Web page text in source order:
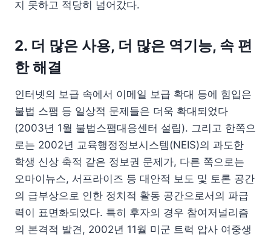
지 못하고 적당히 넘어갔다.
2. 더 많은 사용, 더 많은 역기능, 속 편
한 해결
인터넷의 보급 속에서 이메일 보급 확대 등에 힘입은
불법 스팸 등 일상적 문제들은 더욱 확대되었다
(2003년 1월 불법스팸대응센터 설립). 그리고 한쪽으
로는 2002년 교육행정정보시스템(NEIS)의 과도한
학생 신상 축적 같은 정보권 문제가, 다른 쪽으로는
오마이뉴스, 서프라이즈 등 대안적 보도 및 토론 공간
의 급부상으로 인한 정치적 활동 공간으로서의 파급
력이 표면화되었다. 특히 후자의 경우 참여저널리즘
의 본격적 발견, 2002년 11월 미군 트럭 압사 여중생